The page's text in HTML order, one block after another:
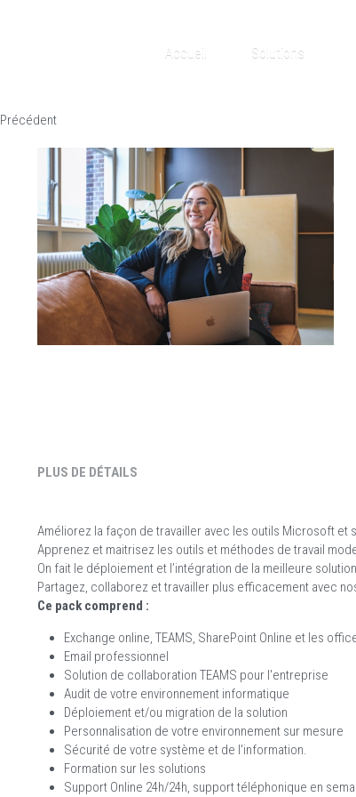
Accueil Solutions
Précédent
PLUS DE DÉTAILS
Améliorez la façon de travailler avec les outils Microsoft et
Apprenez et maitrisez les outils et méthodes de travail
On fait le déploiement et l’intégration de la meilleure
Partagez, collaborez et travailler plus efficacement avec
Ce pack comprend :
Exchange online, TEAMS, SharePoint Online et les
Email professionnel
Solution de collaboration TEAMS pour l'entreprise
Audit de votre environnement informatique
Déploiement et/ou migration de la solution
Personnalisation de votre environnement sur mesure
Sécurité de votre système et de l'information.
Formation sur les solutions
Support Online 24h/24h, support téléphonique en